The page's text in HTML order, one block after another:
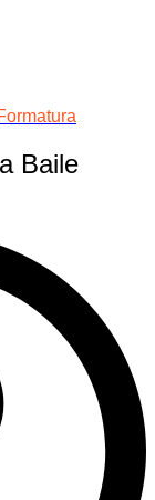
Baile